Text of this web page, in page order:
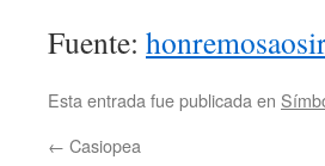
Fuente:
Esta entrada fue publicada en
← Casiopea